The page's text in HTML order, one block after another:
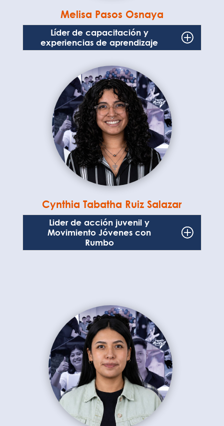
Melisa Pasos Osnaya
Líder de capacitación y
experiencias de aprendizaje
Cynthia Tabatha Ruiz Salazar
Lider de acción juvenil y
Movimiento Jóvenes con
Rumbo